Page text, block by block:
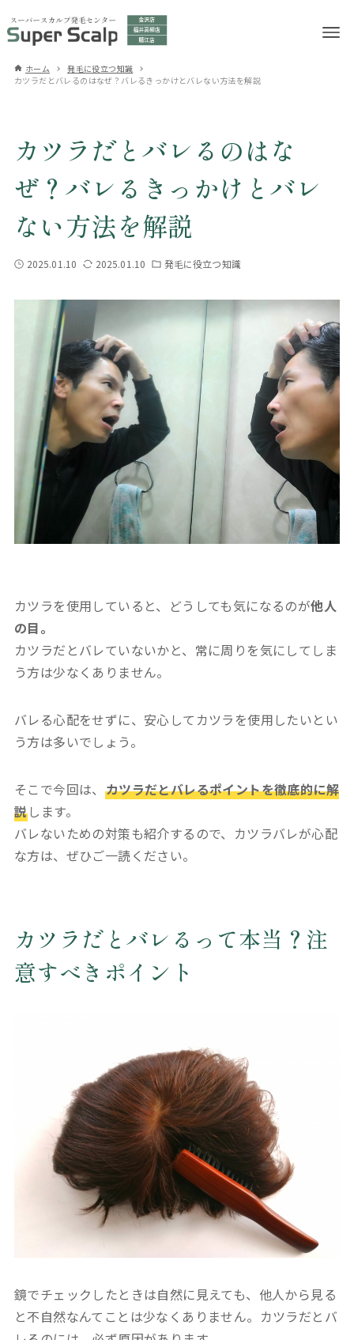
ホーム
発毛に役立つ知識
カツラだとバレるのはなぜ？バレるきっかけとバレない方法を解説
カツラだとバレるのはな
ぜ？バレるきっかけとバレ
ない方法を解説
2025.01.10 2025.01.10 発毛に役立つ知識
カツラを使用していると、どうしても気になるのが他人
の目。
カツラだとバレていないかと、常に周りを気にしてしま
う方は少なくありません。
バレる心配をせずに、安心してカツラを使用したいとい
う方は多いでしょう。
そこで今回は、 カツラだとバレるポイントを徹底的に解
説します。
バレないための対策も紹介するので、カツラバレが心配
な方は、ぜひご一読ください。
カツラだとバレるって本当？注
意すべきポイント
鏡でチェックしたときは自然に見えても、他人から見る
と不自然なんてことは少なくありません。カツラだとバ